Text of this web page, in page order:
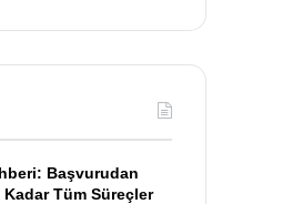
Başvurudan
Kadar Tüm Süreçler